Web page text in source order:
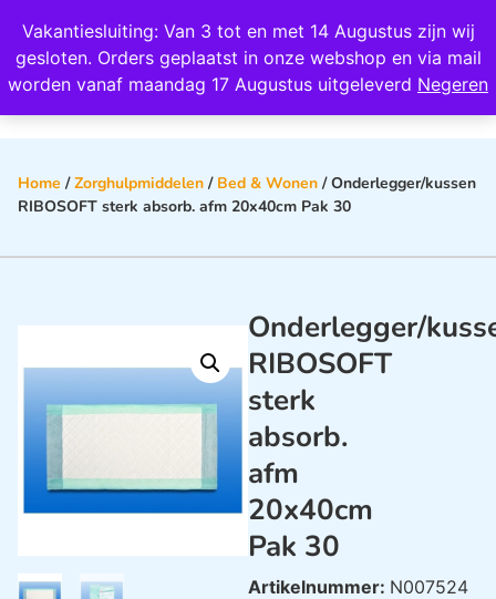
Vakantiesluiting: Van 3 tot en met 14 Augustus zijn wij
gesloten. Orders geplaatst in onze webshop en via mail
worden vanaf maandag 17 Augustus uitgeleverd Negeren
Wij scoren een 4,8 op Google
Home /Zorghulpmiddelen / Bed & Wonen / Onderlegger/kussen
RIBOSOFT sterk absorb. afm 20x40cm Pak 30
Onderlegger/
RIBOSOFT
sterk
absorb.
afm
20x40cm
Pak 30
Artikelnummer: N007524